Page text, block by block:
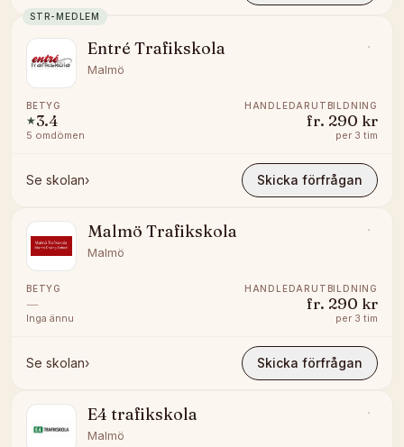
STR-MEDLEM
Entré Trafikskola
Malmö
BETYG
★3.4
5 omdömen
HANDLEDARUTBILDNING
fr. 290 kr
per 3 tim
Se skolan› Skicka förfrågan
Malmö Trafikskola
Malmö
BETYG
—
Inga ännu
HANDLEDARUTBILDNING
fr. 290 kr
per 3 tim
Se skolan› Skicka förfrågan
E4 trafikskola
Malmö